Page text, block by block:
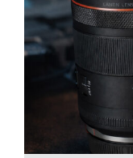
La foto del
Guide
per: